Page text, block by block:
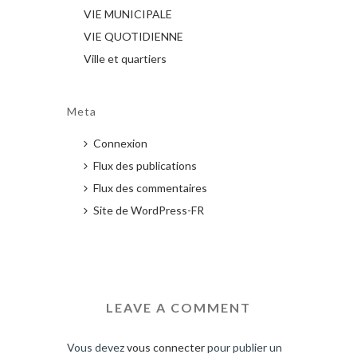
VIE MUNICIPALE
VIE QUOTIDIENNE
Ville et quartiers
Meta
Connexion
Flux des publications
Flux des commentaires
Site de WordPress-FR
LEAVE A COMMENT
Vous devezvous connecterpour publier un